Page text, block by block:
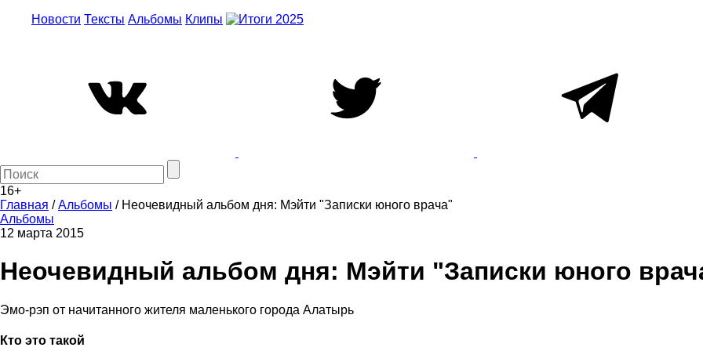
Новости Тексты Альбомы Клипы
16+
Главная /Альбомы / Неочевидный альбом дня: Мэйти "Записки юного врача"
Альбомы
12 марта 2015
Неочевидный альбом дня: Мэйти "Записки юного
Эмо-рэп от начитанного жителя маленького города Алатырь
Кто это такой